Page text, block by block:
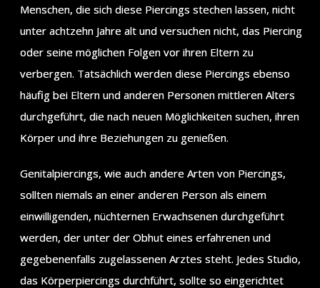
Menschen, die sich diese Piercings stechen lassen, nicht
unter achtzehn Jahre alt und versuchen nicht, das Piercing
oder seine möglichen Folgen vor ihren Eltern zu
verbergen. Tatsächlich werden diese Piercings ebenso
häufig bei Eltern und anderen Personen mittleren Alters
durchgeführt, die nach neuen Möglichkeiten suchen, ihren
Körper und ihre Beziehungen zu genießen.
Genitalpiercings, wie auch andere Arten von Piercings,
sollten niemals an einer anderen Person als einem
einwilligenden, nüchternen Erwachsenen durchgeführt
werden, der unter der Obhut eines erfahrenen und
gegebenenfalls zugelassenen Arztes steht. Jedes Studio,
das Körperpiercings durchführt, sollte so eingerichtet